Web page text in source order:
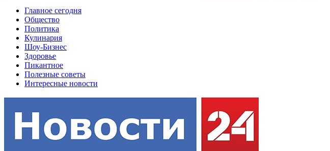
Главное сегодня
Общество
Политика
Кулинария
Шоу-Бизнес
Здоровье
Пикантное
Полезные советы
Интересные новости